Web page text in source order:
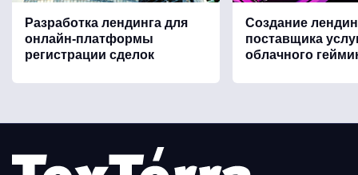
Разработка лендинга для
онлайн-платформы
регистрации сделок
Создание
поставщика
облачного